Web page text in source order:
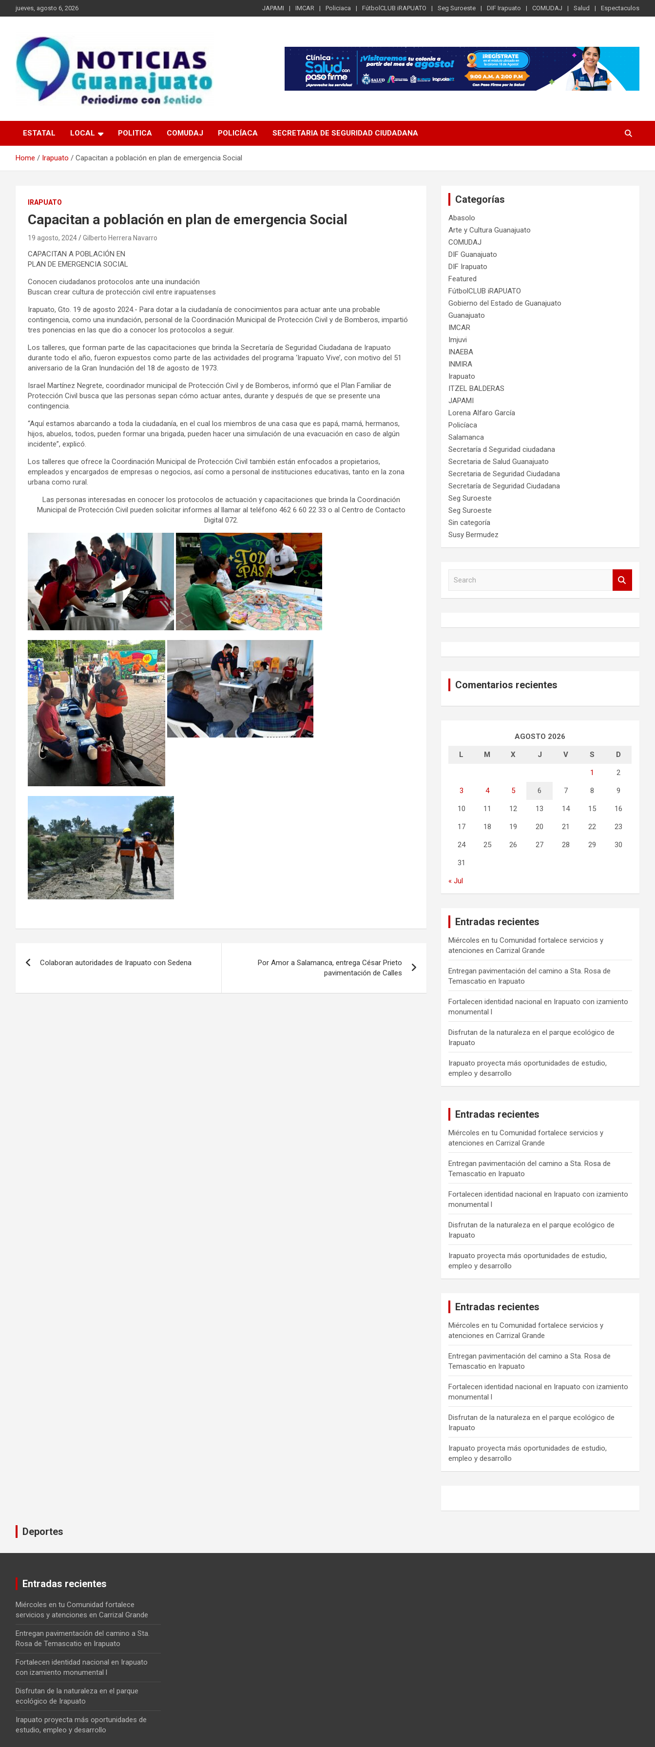
to
jueves, agosto 6, 2026 JAPAMI IMCAR Policiaca FútbolCLUB iRAPUATO Seg Suroeste DIF Irapuato COMUDAJ Salud Espectaculos
Noticias Guanajuato
ESTATAL LOCAL POLITICA COMUDAJ POLICÍACA SECRETARIA DE SEGURIDAD CIUDADANA
Home Irapuato Capacitan a población en plan de emergencia Social
IRAPUATO
Capacitan a población en plan de emergencia Social
19 agosto, 2024 Gilberto Herrera Navarro
CAPACITAN A POBLACIÓN EN
PLAN DE EMERGENCIA SOCIAL
Conocen ciudadanos protocolos ante una inundación
Buscan crear cultura de protección civil entre irapuatenses
Irapuato, Gto. 19 de agosto 2024.- Para dotar a la ciudadanía de conocimientos para actuar ante una probable
contingencia, como una inundación, personal de la Coordinación Municipal de Protección Civil y de Bomberos, impartió
tres ponencias en las que dio a conocer los protocolos a seguir.
Los talleres, que forman parte de las capacitaciones que brinda la Secretaría de Seguridad Ciudadana de Irapuato
durante todo el año, fueron expuestos como parte de las actividades del programa ‘Irapuato Vive’, con motivo del 51
aniversario de la Gran Inundación del 18 de agosto de 1973.
Israel Martínez Negrete, coordinador municipal de Protección Civil y de Bomberos, informó que el Plan Familiar de
Protección Civil busca que las personas sepan cómo actuar antes, durante y después de que se presente una
contingencia.
“Aquí estamos abarcando a toda la ciudadanía, en el cual los miembros de una casa que es papá, mamá, hermanos,
hijos, abuelos, todos, pueden formar una brigada, pueden hacer una simulación de una evacuación en caso de algún
incidente”, explicó.
Los talleres que ofrece la Coordinación Municipal de Protección Civil también están enfocados a propietarios,
empleados y encargados de empresas o negocios, así como a personal de instituciones educativas, tanto en la zona
urbana como rural.
Las personas interesadas en conocer los protocolos de actuación y capacitaciones que brinda la Coordinación
Municipal de Protección Civil pueden solicitar informes al llamar al teléfono 462 6 60 22 33 o al Centro de Contacto
Digital 072.
de
entradas
Colaboran autoridades de Irapuato con Sedena
Por Amor a Salamanca, entrega César Prieto
pavimentación de Calles
Categorías
Abasolo
Arte y Cultura Guanajuato
COMUDAJ
DIF Guanajuato
DIF Irapuato
Featured
FútbolCLUB iRAPUATO
Gobierno del Estado de Guanajuato
Guanajuato
IMCAR
Imjuvi
INAEBA
INMIRA
Irapuato
ITZEL BALDERAS
JAPAMI
Lorena Alfaro García
Policíaca
Salamanca
Secretaría d Seguridad ciudadana
Secretaria de Salud Guanajuato
Secretaria de Seguridad Ciudadana
Secretaría de Seguridad Ciudadana
Seg Suroeste
Seg Suroeste
Sin categoría
Susy Bermudez
h
Comentarios recientes
AGOSTO 2026
L M X J V S D
1 2
3 4 5 6 7 8 9
10 11 12 13 14 15 16
17 18 19 20 21 22 23
24 25 26 27 28 29 30
31
« Jul
Entradas recientes
Miércoles en tu Comunidad fortalece servicios y
atenciones en Carrizal Grande
Entregan pavimentación del camino a Sta. Rosa de
Temascatio en Irapuato
Fortalecen identidad nacional en Irapuato con izamiento
monumental l
Disfrutan de la naturaleza en el parque ecológico de
Irapuato
Irapuato proyecta más oportunidades de estudio,
empleo y desarrollo
Entradas recientes
Miércoles en tu Comunidad fortalece servicios y
atenciones en Carrizal Grande
Entregan pavimentación del camino a Sta. Rosa de
Temascatio en Irapuato
Fortalecen identidad nacional en Irapuato con izamiento
monumental l
Disfrutan de la naturaleza en el parque ecológico de
Irapuato
Irapuato proyecta más oportunidades de estudio,
empleo y desarrollo
Entradas recientes
Miércoles en tu Comunidad fortalece servicios y
atenciones en Carrizal Grande
Entregan pavimentación del camino a Sta. Rosa de
Temascatio en Irapuato
Fortalecen identidad nacional en Irapuato con izamiento
monumental l
Disfrutan de la naturaleza en el parque ecológico de
Irapuato
Irapuato proyecta más oportunidades de estudio,
empleo y desarrollo
Deportes
Entradas recientes
Miércoles en tu Comunidad fortalece
servicios y atenciones en Carrizal Grande
Entregan pavimentación del camino a Sta.
Rosa de Temascatio en Irapuato
Fortalecen identidad nacional en Irapuato
con izamiento monumental l
Disfrutan de la naturaleza en el parque
ecológico de Irapuato
Irapuato proyecta más oportunidades de
estudio, empleo y desarrollo